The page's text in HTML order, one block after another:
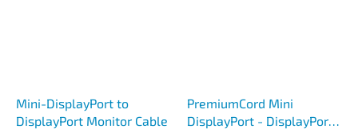
Mini-DisplayPort to
DisplayPort Monitor Cable
PremiumCord Mini
DisplayPort - DisplayPort